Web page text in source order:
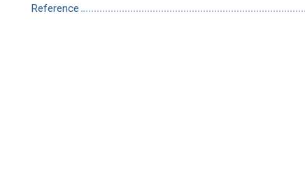
Reference